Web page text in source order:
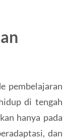
pembelajaran
di tengah
hanya pada
dan